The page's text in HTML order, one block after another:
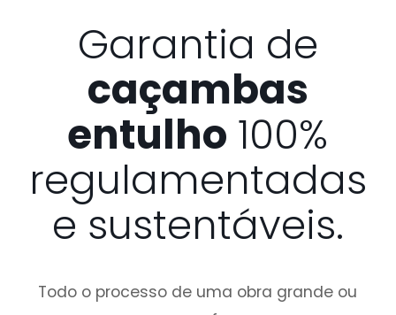
Garantia de
caçambas
entulho 100%
regulamentadas
e sustentáveis.
Todo o processo de uma obra grande ou